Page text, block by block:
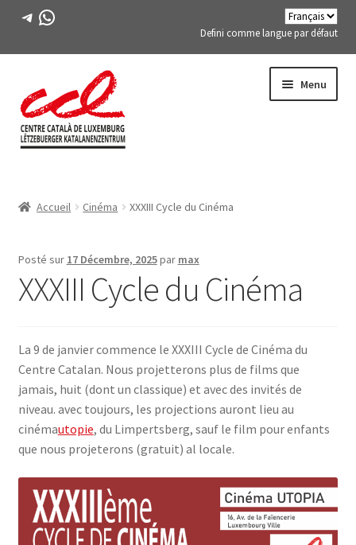
Télégramme
WhatsApp
Defini comme langue par défaut
la
navigation
au
contenu
Menu
ACTIVITÉS
COURS
MEMBRES DE FES-TE
SE CONNECTER
Accueil Cinéma XXXIII Cycle du Cinéma
Posté sur 17 Décembre, 2025par max
XXXIII Cycle du Cinéma
La 9 de janvier commence le XXXIII Cycle de Cinéma du
Centre Catalan. Nous projetterons plus de films que
jamais, huit (dont un classique) et avec des invités de
niveau. avec toujours, les projections auront lieu au
cinémautopie, du Limpertsberg, sauf le film pour enfants
que nous projeterons (gratuit) al locale.